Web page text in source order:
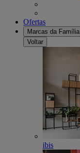
Ofertas
Marcas da Família
Voltar
ibis